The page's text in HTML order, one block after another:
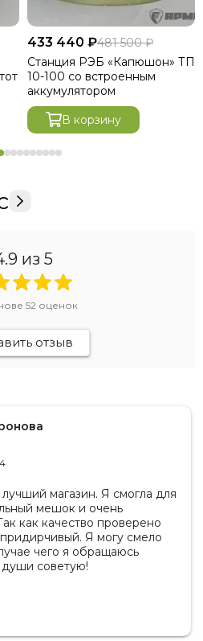
433 440 ₽481 500 ₽
Станция РЭБ «Капюшон» ТП
10-100 со встроенным
аккумулятором
В корзину
из 5
52 оценок
отзыв
магазин. Я смогла для
мешок и очень
как качество проверено
Я могу смело
чего я обращаюсь
советую!